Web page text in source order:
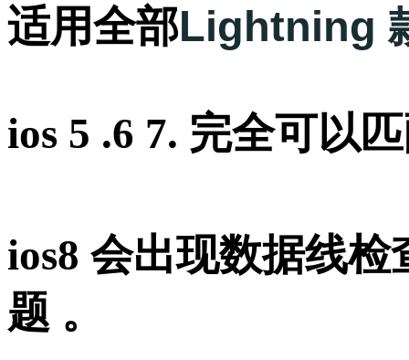
适用全部Lightning
ios 5 .6 7. 完全可以
ios8 会出现数据线
题 。